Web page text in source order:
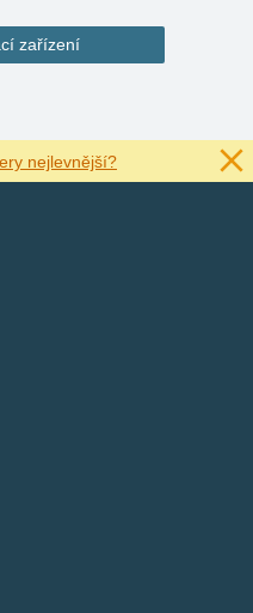
zařízení
nejlevnější?